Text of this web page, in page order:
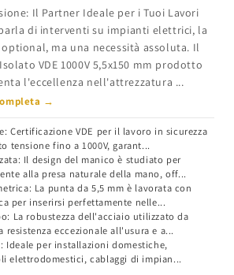
Il Partner Ideale per i Tuoi Lavori
di interventi su impianti elettrici, la
ma una necessità assoluta. Il
VDE 1000V 5,5x150 mm prodotto
l'eccellenza nell'attrezzatura ...
→
Certificazione VDE per il lavoro in sicurezza
tensione fino a 1000V, garant...
Il design del manico è studiato per
alla presa naturale della mano, off...
La punta da 5,5 mm è lavorata con
per inserirsi perfettamente nelle...
La robustezza dell'acciaio utilizzato da
resistenza eccezionale all'usura e a...
Ideale per installazioni domestiche,
elettrodomestici, cablaggi di impian...